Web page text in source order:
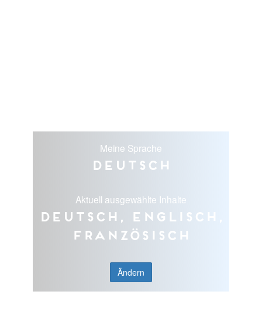
Meine Sprache
Deutsch
Aktuell ausgewählte Inhalte
Deutsch, Englisch,
Französisch
Ändern